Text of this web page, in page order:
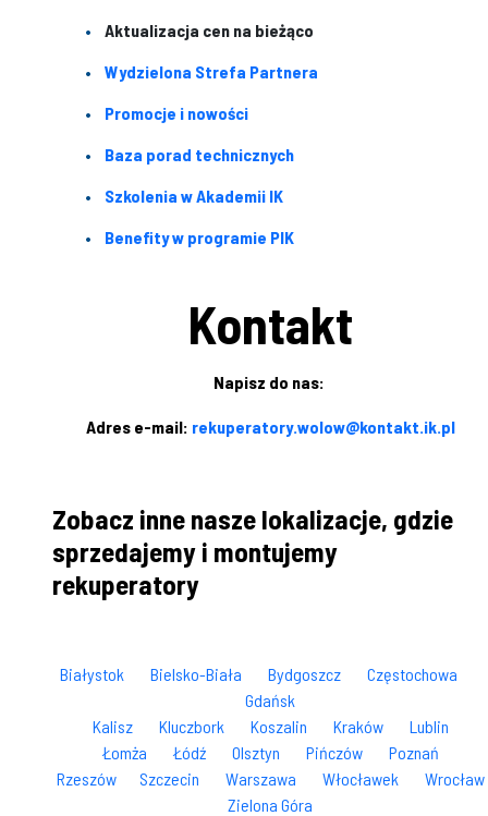
Aktualizacja cen na bieżąco
Wydzielona Strefa Partnera
Promocje i nowości
Baza porad technicznych
Szkolenia w Akademii IK
Benefity w programie PIK
Kontakt
Napisz do nas:
Adres e-mail: rekuperatory.wolow@kontakt.ik.pl
Zobacz inne nasze lokalizacje, gdzie
sprzedajemy i montujemy
rekuperatory
Białystok Bielsko-Biała Bydgoszcz
Częstochowa
Gdańsk
Kalisz
Kluczbork Koszalin Kraków
Lublin
Łomża
Łódź Olsztyn Pińczów
Poznań
Rzeszów
Szczecin Warszawa Włocławek
Wrocław
Zielona Góra